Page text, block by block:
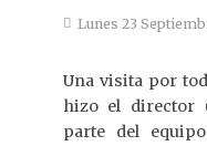
Lunes 23
Una visita por
hizo el director
parte del